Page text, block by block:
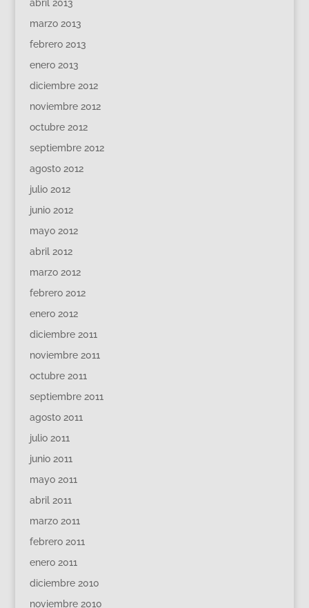
abril 2013
marzo 2013
febrero 2013
enero 2013
diciembre 2012
noviembre 2012
octubre 2012
septiembre 2012
agosto 2012
julio 2012
junio 2012
mayo 2012
abril 2012
marzo 2012
febrero 2012
enero 2012
diciembre 2011
noviembre 2011
octubre 2011
septiembre 2011
agosto 2011
julio 2011
junio 2011
mayo 2011
abril 2011
marzo 2011
febrero 2011
enero 2011
diciembre 2010
noviembre 2010